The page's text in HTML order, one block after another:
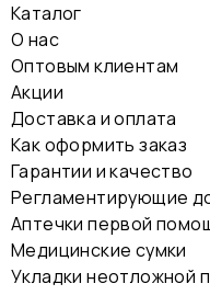
Каталог
О нас
Оптовым клиентам
Акции
Доставка и оплата
Как оформить заказ
Гарантии и качество
Регламентирующие
Аптечки первой
Медицинские сумки
Укладки неотложной